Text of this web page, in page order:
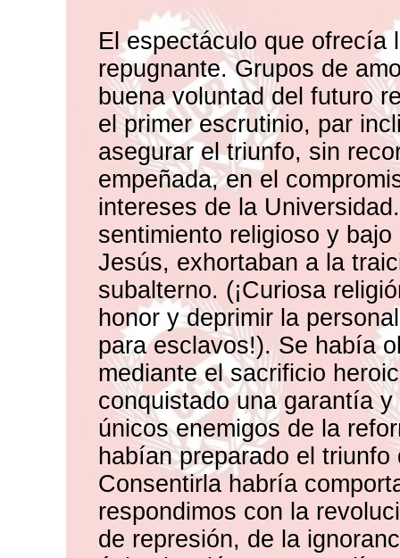
El espectáculo que ofrecía
repugnante. Grupos de
buena voluntad del futuro
el primer escrutinio, par
asegurar el triunfo, sin
empeñada, en el
intereses de la
sentimiento religioso y
Jesús, exhortaban a la
subalterno. (¡Curiosa
honor y deprimir la
para esclavos!). Se había
mediante el sacrificio
conquistado una garantía
únicos enemigos de la
habían preparado el
Consentirla habría
respondimos con la
de represión, de la